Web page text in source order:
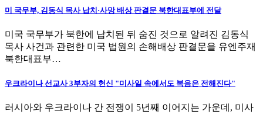
미 국무부, 김동식 목사 납치·사망 배상 판결문 북한대표부에 전달
미국 국무부가 북한에 납치된 뒤 숨진 것으로 알려진 김동식
목사 사건과 관련한 미국 법원의 손해배상 판결문을 유엔주재
북한대표부…
우크라이나 선교사 3부자의 헌신 "미사일 속에서도 복음은 전해진다"
러시아와 우크라이나 간 전쟁이 5년째 이어지는 가운데, 미사